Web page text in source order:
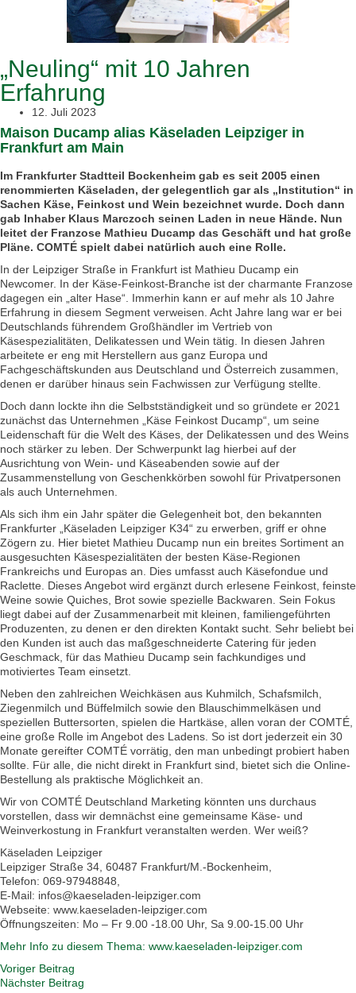
„Neuling“ mit 10 Jahren
Erfahrung
12. Juli 2023
Maison Ducamp alias Käseladen Leipziger in
Frankfurt am Main
Im Frankfurter Stadtteil Bockenheim gab es seit 2005 einen
renommierten Käseladen, der gelegentlich gar als „Institution“ in
Sachen Käse, Feinkost und Wein bezeichnet wurde. Doch dann
gab Inhaber Klaus Marczoch seinen Laden in neue Hände. Nun
leitet der Franzose Mathieu Ducamp das Geschäft und hat große
Pläne. COMTÉ spielt dabei natürlich auch eine Rolle.
In der Leipziger Straße in Frankfurt ist Mathieu Ducamp ein
Newcomer. In der Käse-Feinkost-Branche ist der charmante Franzose
dagegen ein „alter Hase“. Immerhin kann er auf mehr als 10 Jahre
Erfahrung in diesem Segment verweisen. Acht Jahre lang war er bei
Deutschlands führendem Großhändler im Vertrieb von
Käsespezialitäten, Delikatessen und Wein tätig. In diesen Jahren
arbeitete er eng mit Herstellern aus ganz Europa und
Fachgeschäftskunden aus Deutschland und Österreich zusammen,
denen er darüber hinaus sein Fachwissen zur Verfügung stellte.
Doch dann lockte ihn die Selbstständigkeit und so gründete er 2021
zunächst das Unternehmen „Käse Feinkost Ducamp“, um seine
Leidenschaft für die Welt des Käses, der Delikatessen und des Weins
noch stärker zu leben. Der Schwerpunkt lag hierbei auf der
Ausrichtung von Wein- und Käseabenden sowie auf der
Zusammenstellung von Geschenkkörben sowohl für Privatpersonen
als auch Unternehmen.
Als sich ihm ein Jahr später die Gelegenheit bot, den bekannten
Frankfurter „Käseladen Leipziger K34“ zu erwerben, griff er ohne
Zögern zu. Hier bietet Mathieu Ducamp nun ein breites Sortiment an
ausgesuchten Käsespezialitäten der besten Käse-Regionen
Frankreichs und Europas an. Dies umfasst auch Käsefondue und
Raclette. Dieses Angebot wird ergänzt durch erlesene Feinkost, feinste
Weine sowie Quiches, Brot sowie spezielle Backwaren. Sein Fokus
liegt dabei auf der Zusammenarbeit mit kleinen, familiengeführten
Produzenten, zu denen er den direkten Kontakt sucht. Sehr beliebt bei
den Kunden ist auch das maßgeschneiderte Catering für jeden
Geschmack, für das Mathieu Ducamp sein fachkundiges und
motiviertes Team einsetzt.
Neben den zahlreichen Weichkäsen aus Kuhmilch, Schafsmilch,
Ziegenmilch und Büffelmilch sowie den Blauschimmelkäsen und
speziellen Buttersorten, spielen die Hartkäse, allen voran der COMTÉ,
eine große Rolle im Angebot des Ladens. So ist dort jederzeit ein 30
Monate gereifter COMTÉ vorrätig, den man unbedingt probiert haben
sollte. Für alle, die nicht direkt in Frankfurt sind, bietet sich die Online-
Bestellung als praktische Möglichkeit an.
Wir von COMTÉ Deutschland Marketing könnten uns durchaus
vorstellen, dass wir demnächst eine gemeinsame Käse- und
Weinverkostung in Frankfurt veranstalten werden. Wer weiß?
Käseladen Leipziger
Leipziger Straße 34, 60487 Frankfurt/M.-Bockenheim,
Telefon: 069-97948848,
E-Mail: infos@kaeseladen-leipziger.com
Webseite: www.kaeseladen-leipziger.com
Öffnungszeiten: Mo – Fr 9.00 -18.00 Uhr, Sa 9.00-15.00 Uhr
Mehr Info zu diesem Thema: www.kaeseladen-leipziger.com
Voriger Beitrag
Nächster Beitrag